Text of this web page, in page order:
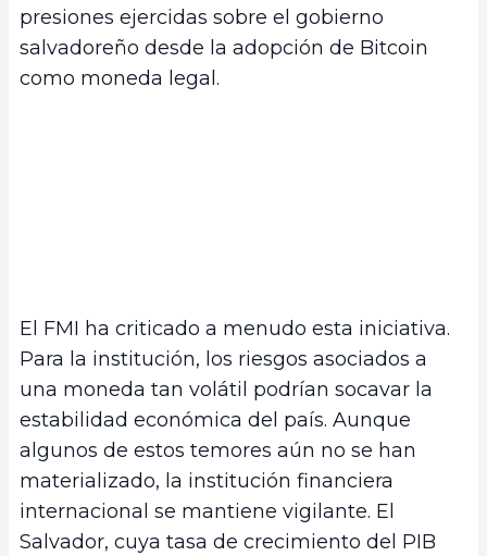
presiones ejercidas sobre el gobierno
salvadoreño desde la adopción de Bitcoin
como moneda legal.
El FMI ha criticado a menudo esta iniciativa.
Para la institución, los riesgos asociados a
una moneda tan volátil podrían socavar la
estabilidad económica del país. Aunque
algunos de estos temores aún no se han
materializado, la institución financiera
internacional se mantiene vigilante. El
Salvador, cuya tasa de crecimiento del PIB